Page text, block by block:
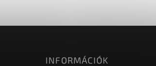
INFORMÁCIÓK